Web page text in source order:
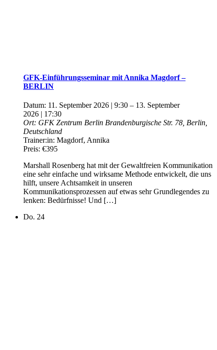
GFK-Einführungsseminar mit Annika Magdorf –
BERLIN
Datum: 11. September 2026 | 9:30 – 13. September
2026 | 17:30
Ort: GFK Zentrum Berlin Brandenburgische Str. 78, Berlin,
Deutschland
Trainer:in: Magdorf, Annika
Preis: €395
Marshall Rosenberg hat mit der Gewaltfreien Kommunikation
eine sehr einfache und wirksame Methode entwickelt, die uns
hilft, unsere Achtsamkeit in unseren
Kommunikationsprozessen auf etwas sehr Grundlegendes zu
lenken: Bedürfnisse! Und […]
Do. 24